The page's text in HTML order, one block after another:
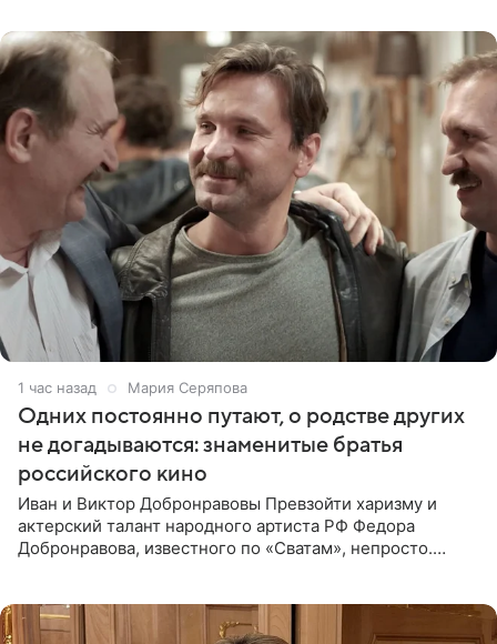
1 час назад Мария Серяпова
Одних постоянно путают, о родстве других
не догадываются: знаменитые братья
российского кино
Иван и Виктор Добронравовы Превзойти харизму и
актерский талант народного артиста РФ Федора
Добронравова, известного по «Сватам», непросто.